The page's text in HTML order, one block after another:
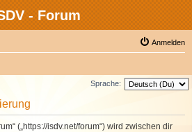
- Forum
Anmelden
Sprache:
(„https://isdv.net/forum“) wird zwischen dir